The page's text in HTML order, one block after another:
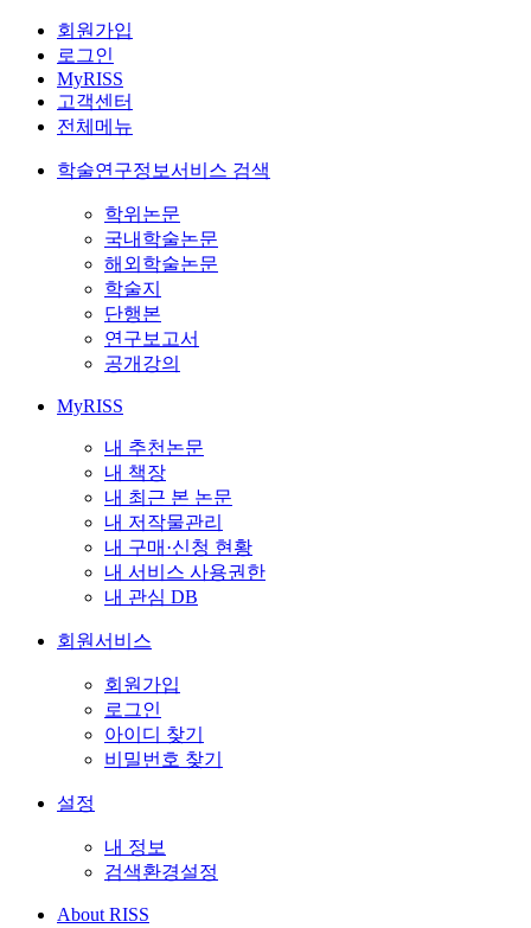
회원가입
로그인
MyRISS
고객센터
전체메뉴
학술연구정보서비스 검색
학위논문
국내학술논문
해외학술논문
학술지
단행본
연구보고서
공개강의
MyRISS
내 추천논문
내 책장
내 최근 본 논문
내 저작물관리
내 구매·신청 현황
내 서비스 사용권한
내 관심 DB
회원서비스
회원가입
로그인
아이디 찾기
비밀번호 찾기
설정
내 정보
검색환경설정
About RISS